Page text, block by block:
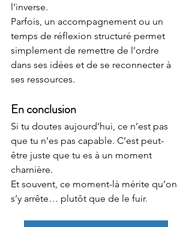
l’inverse.
Parfois, un accompagnement ou un
temps de réflexion structuré permet
simplement de remettre de l’ordre
dans ses idées et de se reconnecter à
ses ressources.
En conclusion
Si tu doutes aujourd’hui, ce n’est pas
que tu n’es pas capable. C’est peut-
être juste que tu es à un moment
charnière.
Et souvent, ce moment-là mérite qu’on
s’y arrête… plutôt que de le fuir.